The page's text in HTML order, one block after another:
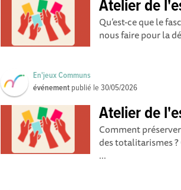
Atelier de
Qu’est-ce que le
nous faire pour la
En'jeux Communs
événement publié le30/05/2026
Atelier de
Comment
des totalitarismes
...